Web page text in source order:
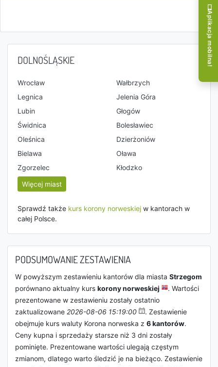
DOLNOŚLĄSKIE
Wrocław
Wałbrzych
Legnica
Jelenia Góra
Lubin
Głogów
Świdnica
Bolesławiec
Oleśnica
Dzierżoniów
Bielawa
Oława
Zgorzelec
Kłodzko
Więcej miast
Sprawdź także kurs korony norweskiej w kantorach w
całej Polsce.
PODSUMOWANIE ZESTAWIENIA
W powyższym zestawieniu kantorów dla miasta Strzegom
porównano aktualny kurs korony norweskiej
. Wartości
prezentowane w zestawieniu zostały ostatnio
zaktualizowane 2026-08-06 15:19:00
. Zestawienie
obejmuje kurs waluty Korona norweska z 6 kantorów.
Ceny kupna i sprzedaży starsze niż 3 dni zostały
pominięte. Prezentowane wartości ulegają częstym
zmianom, dlatego warto śledzić je na bieżąco. Zestawienie
Aplikacja mobilna!